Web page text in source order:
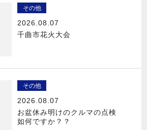
その他
2026.08.07
千曲市花火大会
その他
2026.08.07
お盆休み明けのクルマの点検
如何ですか？？